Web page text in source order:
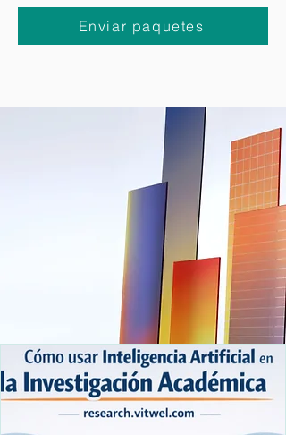
puedassolicitar la recogida de paquetes a
desde la comodidad de tu casa.